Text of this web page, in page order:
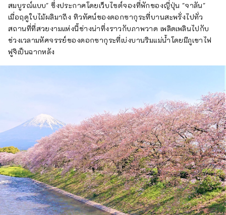
สมบูรณ์แบบ" ซึ่งประกาศโดยเว็บไซต์จองที่พักของญี่ปุ่น "จาลัน"
เมื่อฤดูใบไม้ผลิมาถึง ทิวทัศน์ของดอกซากุระที่บานสะพรั่งไปทั่ว
สถานที่ที่สวยงามแห่งนี้ช่างน่าทึ่งราวกับภาพวาด เพลิดเพลินไปกับ
ช่วงเวลามหัศจรรย์ของดอกซากุระที่เบ่งบานริมแม่น้ำโดยมีภูเขาไฟ
ฟูจิเป็นฉากหลัง